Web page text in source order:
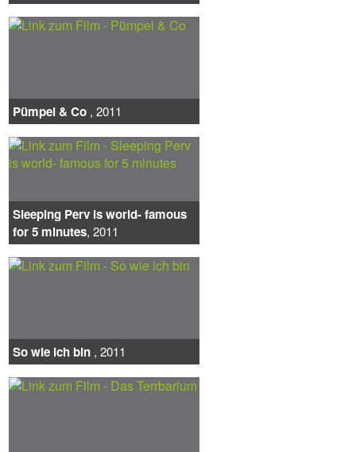
Pümpel & Co , 2011
Sleeping Perv is world- famous
for 5 minutes, 2011
So wie ich bin , 2011